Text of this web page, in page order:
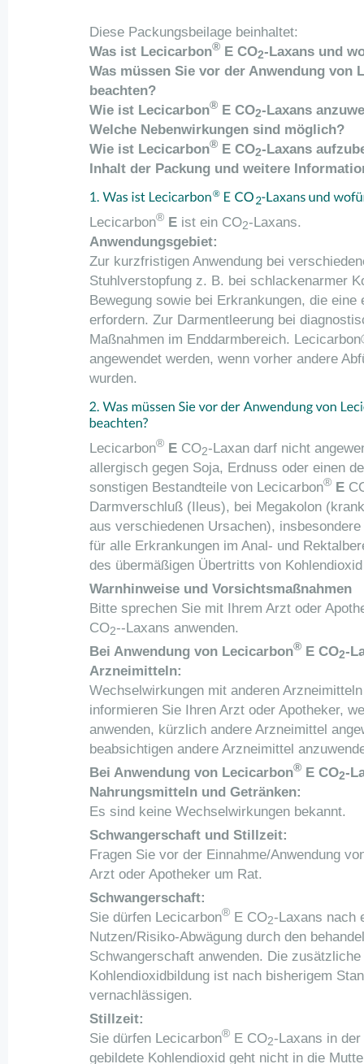
Diese Packungsbeilage beinhaltet:
Was ist Lecicarbon® E CO2-Laxans und
Was müssen Sie vor der Anwendung von
beachten?
Wie ist Lecicarbon® E CO2-Laxans
Welche Nebenwirkungen sind möglich?
Wie ist Lecicarbon® E CO2-Laxans
Inhalt der Packung und weitere
Lecicarbon® E ist ein CO2-Laxans.
Anwendungsgebiet:
Zur kurzfristigen Anwendung bei
Stuhlverstopfung z. B. bei schlackenarmer
Bewegung sowie bei Erkrankungen, die
erfordern. Zur Darmentleerung bei
Maßnahmen im Enddarmbereich.
angewendet werden, wenn vorher andere
wurden.
Lecicarbon® E CO2-Laxan darf nicht
allergisch gegen Soja, Erdnuss oder einen
sonstigen Bestandteile von Lecicarbon® E
Darmverschluß (Ileus), bei Megakolon
aus verschiedenen Ursachen),
für alle Erkrankungen im Anal- und
des übermäßigen Übertritts von
Warnhinweise und Vorsichtsmaßnahmen
Bitte sprechen Sie mit Ihrem Arzt oder
CO2--Laxans anwenden.
Bei Anwendung von Lecicarbon® E CO2-
Arzneimitteln:
Wechselwirkungen mit anderen
informieren Sie Ihren Arzt oder Apotheker,
anwenden, kürzlich andere Arzneimittel
beabsichtigen andere Arzneimittel
Bei Anwendung von Lecicarbon® E CO2-
Nahrungsmitteln und Getränken:
Es sind keine Wechselwirkungen bekannt.
Schwangerschaft und Stillzeit:
Fragen Sie vor der Einnahme/Anwendung
Arzt oder Apotheker um Rat.
Schwangerschaft:
Sie dürfen Lecicarbon® E CO2-Laxans nach
Nutzen/Risiko-Abwägung durch den
Schwangerschaft anwenden. Die
Kohlendioxidbildung ist nach bisherigem
vernachlässigen.
Stillzeit:
Sie dürfen Lecicarbon® E CO2-Laxans in
gebildete Kohlendioxid geht nicht in die